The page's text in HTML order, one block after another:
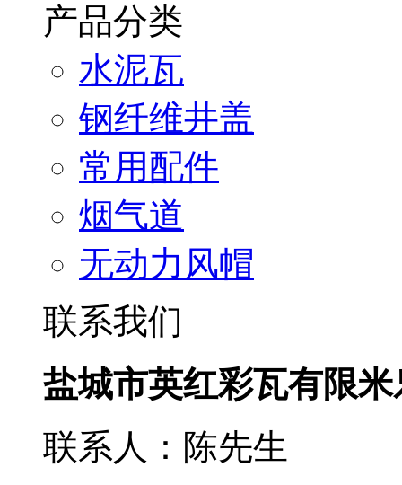
产品分类
水泥瓦
钢纤维井盖
常用配件
烟气道
无动力风帽
联系我们
盐城市英红彩瓦有限
联系人：陈先生